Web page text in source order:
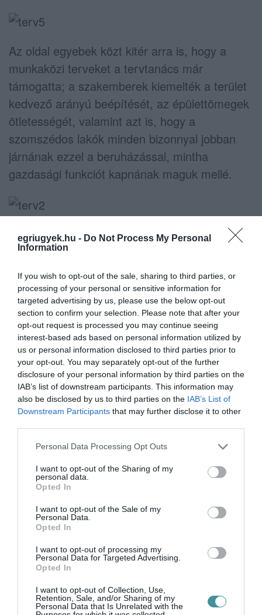
egriugyek.hu - Do Not Process My Personal
Information
If you wish to opt-out of the sale, sharing to third parties, or
processing of your personal or sensitive information for
targeted advertising by us, please use the below opt-out
section to confirm your selection. Please note that after your
opt-out request is processed you may continue seeing
interest-based ads based on personal information utilized by
us or personal information disclosed to third parties prior to
your opt-out. You may separately opt-out of the further
disclosure of your personal information by third parties on the
IAB’s list of downstream participants. This information may
also be disclosed by us to third parties on the IAB’s List of
Downstream Participants that may further disclose it to other
Please note that this website/app uses one or more Google
not limited to your visit or usage behaviour. You may click to
grant or deny consent to Google and its third-party tags to
use your data for below specified purposes in below Google
consent section.
Personal Data Processing Opt Outs
I want to opt-out of the Sharing of my
personal data.
Opted In
I want to opt-out of the Sale of my
Personal Data.
Opted In
I want to opt-out of processing my
Personal Data for Targeted Advertising.
Opted In
I want to opt-out of Collection, Use,
Retention, Sale, and/or Sharing of my
Personal Data that Is Unrelated with the
Az oldal egyebek közt kitér arra is, hogy a
munkaközi terveket a tervtanács már
támogatta; a szakemberek kiemelték a terület
kedvező arányú beépítését, az épülettömegek
ötletességét, valamint azt is, hogy a
szomszédos lakók minden bizonnyal jobban
járnának ezzel a beruházással, mintha
gazdasági funkciót kapnának maguk mellé.
Ne maradjon le a legfrissebb hírekről, kövessen
bennünket az EGRI ÜGYEK Google Hírek oldalán!
VISSZA A FŐOLDALRA
TÖBB MINT EGY HÓNAP IS LEHET, MIRE
DIGITÁLIS TANULÁS ELŐNYEI
2026. augusztus 07 Promóció